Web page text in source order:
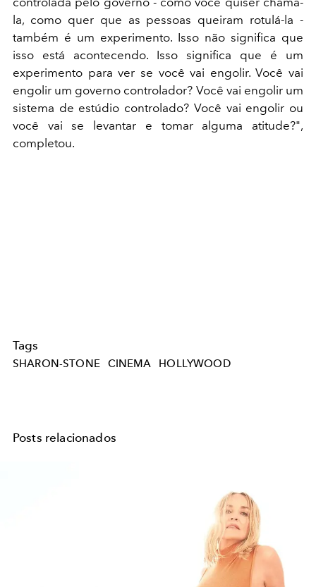
la, como quer que as pessoas queiram rotulá-la -
também é um experimento. Isso não significa que
isso está acontecendo. Isso significa que é um
experimento para ver se você vai engolir. Você vai
engolir um governo controlador? Você vai engolir um
sistema de estúdio controlado? Você vai engolir ou
você vai se levantar e tomar alguma atitude?",
completou.
Tags
SHARON-STONE CINEMA HOLLYWOOD
Posts relacionados